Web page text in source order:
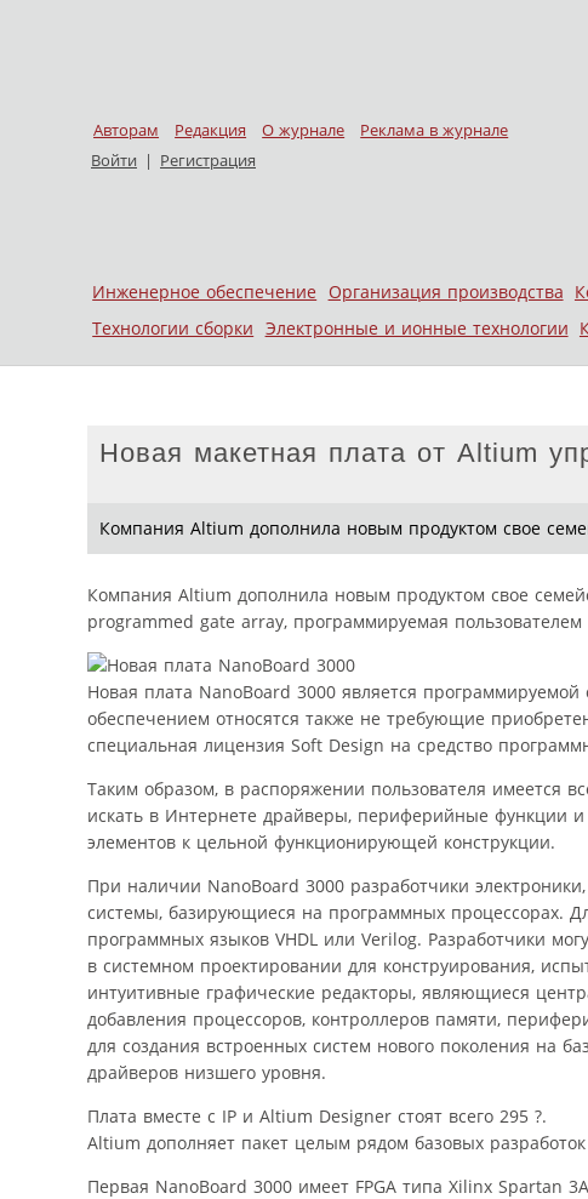
Авторам Редакция О журнале
Реклама в журнале
Войти | Регистрация
Меню
Skip to content
Инженерное обеспечение Организация производства
Технологии сборки Электронные и ионные технологии
Новая макетная плата от Altium
Компания Altium дополнила новым продуктом свое
Компания Altium дополнила новым продуктом свое
programmed gate array, программируемая
Новая плата NanoBoard 3000 является
обеспечением относятся также не требующие
специальная лицензия Soft Design на средство
Таким образом, в распоряжении пользователя имеется
искать в Интернете драйверы, периферийные функции
элементов к цельной функционирующей конструкции.
При наличии NanoBoard 3000 разработчики
системы, базирующиеся на программных процессорах.
программных языков VHDL или Verilog. Разработчики
в системном проектировании для конструирования,
интуитивные графические редакторы, являющиеся
добавления процессоров, контроллеров памяти,
для создания встроенных систем нового поколения на
драйверов низшего уровня.
Плата вместе с IP и Altium Designer стоят всего 295 ?.
Altium дополняет пакет целым рядом базовых
Первая NanoBoard 3000 имеет FPGA типа Xilinx Spartan